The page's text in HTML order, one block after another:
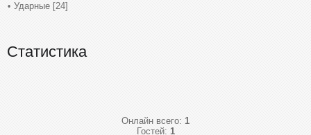
Ударные [24]
Статистика
Онлайн всего: 1
Гостей: 1